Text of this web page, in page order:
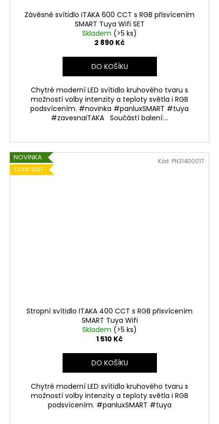
Závěsné svítidlo ITAKA 600 CCT s RGB přisvícením
SMART Tuya Wifi SET
Skladem (>5 ks)
2 890 Kč
DO KOŠÍKU
Chytré moderní LED svítidlo kruhového tvaru s
možností volby intenzity a teploty světla i RGB
podsvícením. #novinka #panluxSMART #tuya
#zavesnaITAKA Součástí balení:...
NOVINKA
TUYA WIFI
Stropní svítidlo ITAKA 400 CCT s RGB přisvícením
SMART Tuya Wifi
Skladem (>5 ks)
1 510 Kč
DO KOŠÍKU
Chytré moderní LED svítidlo kruhového tvaru s
možností volby intenzity a teploty světla i RGB
podsvícením. #panluxSMART #tuya
Kód: PN31400017